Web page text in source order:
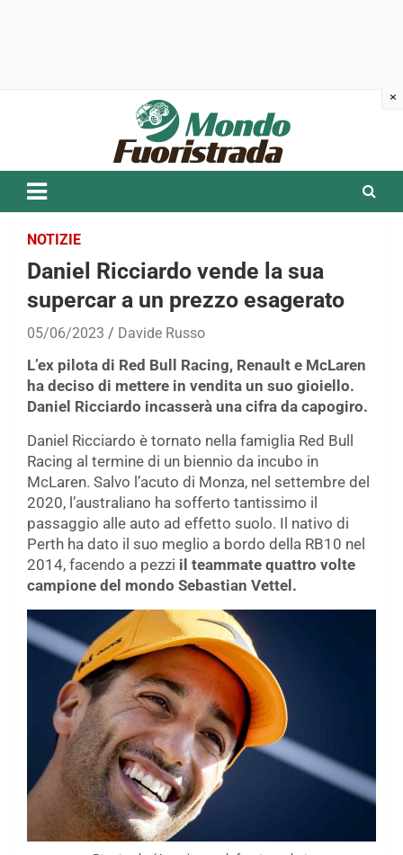
NOTIZIE
Daniel Ricciardo vende la sua
supercar a un prezzo esagerato
05/06/2023 Davide Russo
L’ex pilota di Red Bull Racing, Renault e McLaren
ha deciso di mettere in vendita un suo gioiello.
Daniel Ricciardo incasserà una cifra da capogiro.
Daniel Ricciardo è tornato nella famiglia Red Bull
Racing al termine di un biennio da incubo in
McLaren. Salvo l’acuto di Monza, nel settembre del
2020, l’australiano ha sofferto tantissimo il
passaggio alle auto ad effetto suolo. Il nativo di
Perth ha dato il suo meglio a bordo della RB10 nel
2014, facendo a pezzi il teammate quattro volte
campione del mondo Sebastian Vettel.